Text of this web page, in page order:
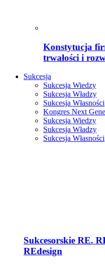
Konstytucja
trwałości i
Sukcesja
Sukcesja Wiedzy
Sukcesja Władzy
Sukcesja Własności
Kongres Next
Sukcesja Wiedzy
Sukcesja Władzy
Sukcesja Własności
Sukcesorskie RE.
REdesign